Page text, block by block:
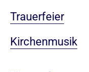
Trauerfeier
Kirchenmusik